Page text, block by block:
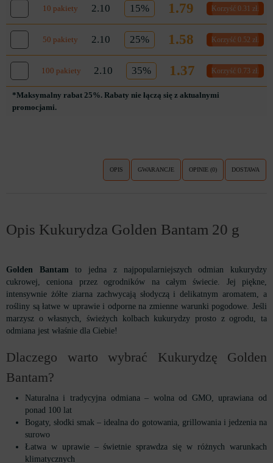
10 pakiety 2.10 15% 1.79 Korzyść 0.31 zł.
50 pakiety 2.10 25% 1.58 Korzyść 0.52 zł.
100 pakiety 2.10 35% 1.37 Korzyść 0.73 zł.
*Maksymalny rabat 25%. Rabaty nie łączą się z aktualnymi
promocjami.
OPIS GWARANCJE OPINIE (0) DOSTAWA
Opis Kukurydza Golden Bantam 20 g
Golden Bantam to jedna z najpopularniejszych odmian kukurydzy
cukrowej, ceniona przez ogrodników na całym świecie. Jej piękne,
intensywnie żółte ziarna zachwycają słodyczą i delikatnym aromatem, a
rośliny są łatwe w uprawie i odporne na zmienne warunki pogodowe. Jeśli
marzysz o własnych, świeżych kolbach kukurydzy prosto z ogrodu, ta
odmiana jest właśnie dla Ciebie!
Dlaczego warto wybrać Kukurydzę Golden
Bantam?
Naturalna i tradycyjna odmiana – wolna od GMO, uprawiana od
ponad 100 lat
Bogaty, słodki smak – idealna do gotowania, grillowania i jedzenia na
surowo
Łatwa w uprawie – świetnie sprawdza się w różnych warunkach
klimatycznych